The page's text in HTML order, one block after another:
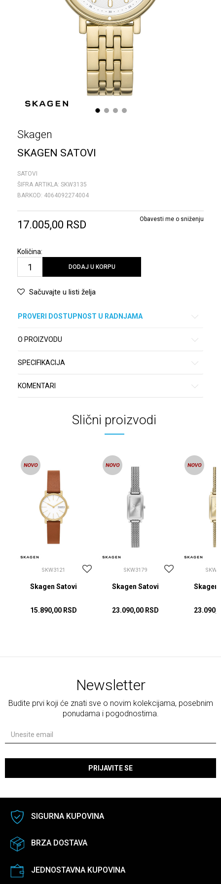
1 2 3 4
Skagen
SKAGEN SATOVI
SATOVI
ŠIFRA ARTIKLA: SKW3135
BARKOD: 4064092274004
17.005,00 RSD Obavesti me o sniženju
Količina:
DODAJ U KORPU
Sačuvajte u listi želja
PROVERI DOSTUPNOST U RADNJAMA
O PROIZVODU
SPECIFIKACIJA
KOMENTARI
Slični proizvodi
SKW3121
Skagen Satovi
15.890,00 RSD
SKW3179
Skagen Satovi
23.090,00 RSD
Skagen
Newsletter
Budite prvi koji će znati sve o novim kolekcijama, posebnim
ponudama i pogodnostima.
PRIJAVITE SE
SIGURNA KUPOVINA
BRZA DOSTAVA
JEDNOSTAVNA KUPOVINA